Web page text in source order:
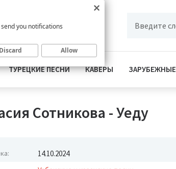
ТУРЕЦКИЕ ПЕСНИ КАВЕРЫ ЗАРУБЕЖНЫЕ
Сотникова - Уеду
14.10.2024
you notifications
Discard Allow